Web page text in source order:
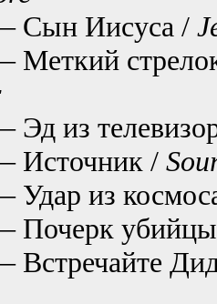
Сын Иисуса /
Меткий
Эд из
Источник /
Удар из
Почерк
Встречайте